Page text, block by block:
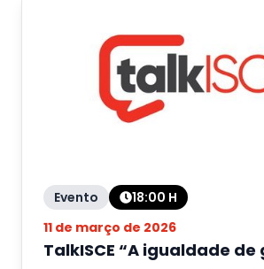
Evento 18:00 H
11 de março de 2026
TalkISCE “A igualdade de